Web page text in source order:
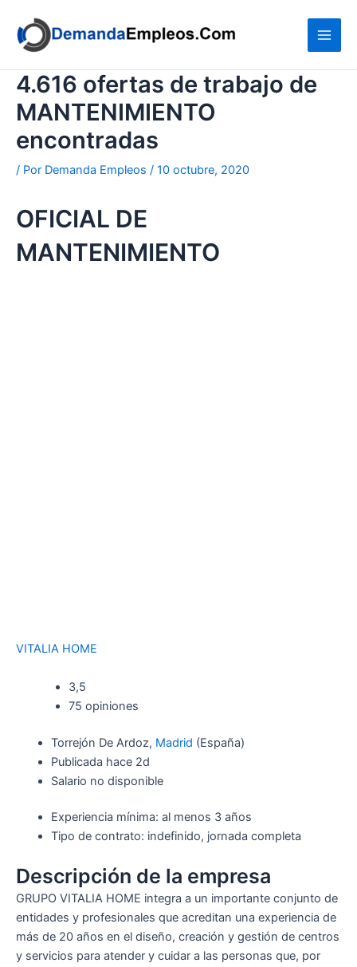
contenido
4.616 ofertas de trabajo de
MANTENIMIENTO
encontradas
/ Por Demanda Empleos / 10 octubre, 2020
OFICIAL DE
MANTENIMIENTO
VITALIA HOME
3,5
75 opiniones
Torrejón De Ardoz, Madrid (España)
Publicada hace 2d
Salario no disponible
Experiencia mínima: al menos 3 años
Tipo de contrato: indefinido, jornada completa
Descripción de la empresa
GRUPO VITALIA HOME integra a un importante conjunto de
entidades y profesionales que acreditan una experiencia de
más de 20 años en el diseño, creación y gestión de centros
y servicios para atender y cuidar a las personas que, por